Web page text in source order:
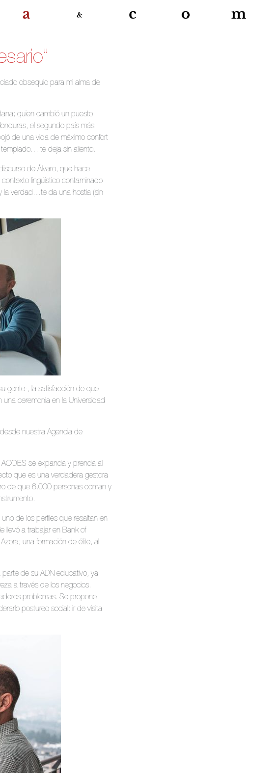
obsequio para mi alma de
quien cambió un puesto
el segundo país más
de una vida de máximo confort
templado… te deja sin aliento.
de Álvaro, que hace
contexto lingüístico contaminado
la verdad…te da una hostia (sin
gente-, la satisfacción de que
una ceremonia en la Universidad
nuestra Agencia de
se expanda y prenda al
que es una verdadera gestora
de que 6.000 personas coman y
de los perfiles que resaltan en
llevó a trabajar en Bank of
una formación de élite, al
de su ADN educativo, ya
a través de los negocios.
problemas. Se propone
postureo social: ir de visita